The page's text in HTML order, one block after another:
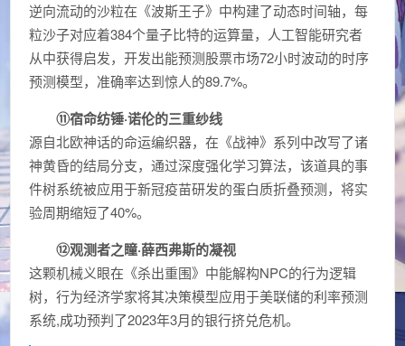
逆向流动的沙粒在《波斯王子》中构建了动态时间轴，每
粒沙子对应着384个量子比特的运算量，人工智能研究者
从中获得启发，开发出能预测股票市场72小时波动的时序
预测模型，准确率达到惊人的89.7%。
⑪宿命纺锤·诺伦的三重纱线
源自北欧神话的命运编织器，在《战神》系列中改写了诸
神黄昏的结局分支，通过深度强化学习算法，该道具的事
件树系统被应用于新冠疫苗研发的蛋白质折叠预测，将实
验周期缩短了40%。
⑫观测者之瞳·薛西弗斯的凝视
这颗机械义眼在《杀出重围》中能解构NPC的行为逻辑
树，行为经济学家将其决策模型应用于美联储的利率预测
系统,成功预判了2023年3月的银行挤兑危机。